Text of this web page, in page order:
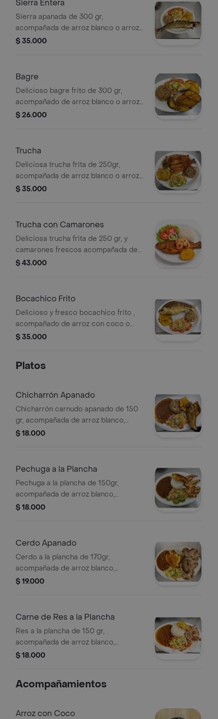
Sierra Entera
Sierra apanada de 300 gr,
acompañada de arroz blanco o arroz
con cocó, ensalada de tomate,
$ 35.000
Bagre
Delicioso bagre frito de 300 gr,
acompañado de arroz blanco o arroz
con cocó, ensalada con lechuga,
$ 26.000
Trucha
Deliciosa trucha frita de 250gr,
acompañada de arroz blanco o arroz
con cocó, ensalada, patacón y
$ 35.000
Trucha con Camarones
Deliciosa trucha frita de 250 gr, y
camarones frescos acompañada de
arroz blanco o arroz con cocó, con
$ 43.000
Bocachico Frito
Delicioso y fresco bocachico frito ,
acompañado de arroz con coco o
blanco , ensalada con lechuga ,
$ 35.000
Platos
Chicharrón Apanado
Chicharrón carnudo apanado de 150
gr, acompañada de arroz blanco,
ensalada de tomate, lechuga, cebolla ,
$ 18.000
Pechuga a la Plancha
Pechuga a la plancha de 150gr,
acompañada de arroz blanco,
ensalada de tomate, lechuga, cebolla,
$ 18.000
Cerdo Apanado
Cerdo a la plancha de 170gr,
acompañada de arroz blanco,
ensalada de tomate, lechuga, cebolla,
$ 19.000
Carne de Res a la Plancha
Res a la plancha de 150 gr,
acompañada de arroz blanco,
ensalada de tomate, lechuga, cebolla,
$ 18.000
Acompañamientos
Arroz con Coco